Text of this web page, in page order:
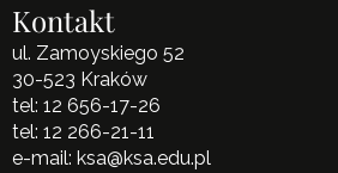
Kontakt
ul. Zamoyskiego 52
30-523 Kraków
tel: 12 656-17-26
tel: 12 266-21-11
e-mail: ksa@ksa.edu.pl